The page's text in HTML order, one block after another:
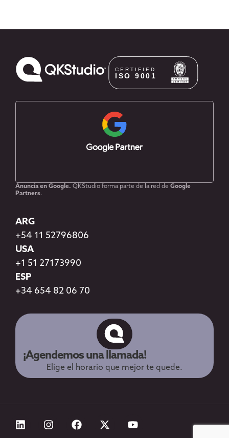
Anuncia en Google. QKStudio forma parte de la red de Google
Partners.
ARG
+54 11 52796806
USA
+1 51 27173990
ESP
+34 654 82 06 70
¡Agendemos una llamada!
Elige el horario que mejor te quede.